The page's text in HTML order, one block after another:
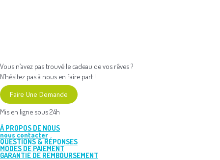
Vous n’avez pas trouvé le cadeau de vos rêves ?
N’hésitez pas à nous en faire part !
Faire Une Demande
Mis en ligne sous 24h
À PROPOS DE NOUS
nous contacter
QUESTIONS & RÉPONSES
MODES DE PAIEMENT
GARANTIE DE REMBOURSEMENT